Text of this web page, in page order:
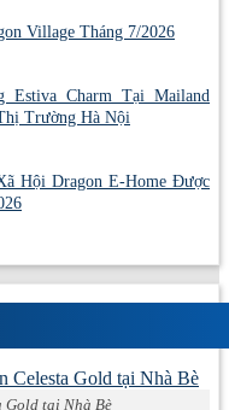
Village Tháng 7/2026
Estiva Charm Tại Mailand
Trường Hà Nội
Hội Dragon E-Home Được
Gold tại Nhà Bè